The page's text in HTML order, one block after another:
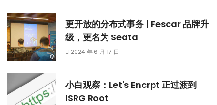
更开放的分布式事务 | Fescar 品牌升
级，更名为 Seata
2024 年 6 月 17 日
小白观察：Let's Encrpt 正过渡到
ISRG Root